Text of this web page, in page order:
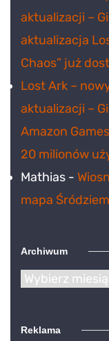
aktualizacji –
aktualizacja
Chaos” już
Lost Ark –
aktualizacji –
Amazon
20 milionów
Mathias -
mapa
Archiwum
Archiwum
Reklama